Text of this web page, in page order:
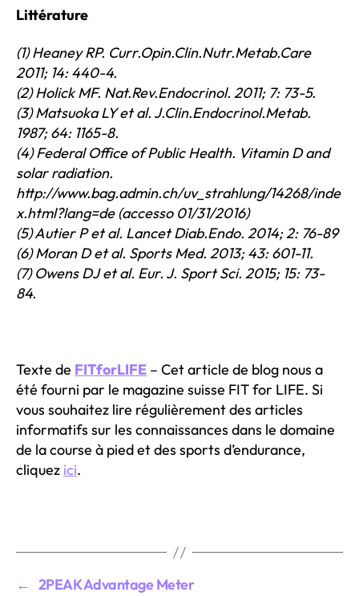
Littérature
(1) Heaney RP. Curr.Opin.Clin.Nutr.Metab.Care
2011; 14: 440-4.
(2) Holick MF. Nat.Rev.Endocrinol. 2011; 7: 73-5.
(3) Matsuoka LY et al. J.Clin.Endocrinol.Metab.
1987; 64: 1165-8.
(4) Federal Office of Public Health. Vitamin D and
solar radiation.
http://www.bag.admin.ch/uv_strahlung/14268/inde
x.html?lang=de (accesso 01/31/2016)
(5) Autier P et al. Lancet Diab.Endo. 2014; 2: 76-89
(6) Moran D et al. Sports Med. 2013; 43: 601-11.
(7) Owens DJ et al. Eur. J. Sport Sci. 2015; 15: 73-
84.
Texte de FITforLIFE – Cet article de blog nous a
été fourni par le magazine suisse FIT for LIFE. Si
vous souhaitez lire régulièrement des articles
informatifs sur les connaissances dans le domaine
de la course à pied et des sports d’endurance,
cliquez ici.
← 2PEAK Advantage Meter